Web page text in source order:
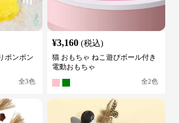
ポンポン
全3色
¥3,160 (税込)
猫 おもちゃ ねこ遊びボール付き
電動おもちゃ
全2色